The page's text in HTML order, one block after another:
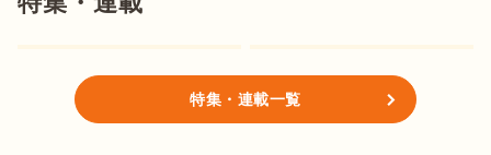
特集・連載一覧